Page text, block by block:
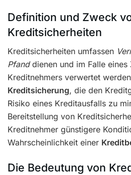
Definition und Zweck
Kreditsicherheiten
Kreditsicherheiten umfassen
Pfanddienen und im Falle eines
Kreditnehmers verwertet
Kreditsicherung, die den
Risiko eines Kreditausfalls zu
Bereitstellung von
Kreditnehmer günstigere
Wahrscheinlichkeit einer
Die Bedeutung von